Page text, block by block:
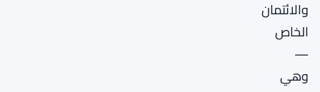
والائتمان
الخاص
—
وهي